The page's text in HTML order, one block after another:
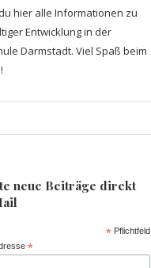
hier alle Informationen zu
Entwicklung in der
Darmstadt. Viel Spaß beim
neue Beiträge direkt
* Pflichtfeld
*